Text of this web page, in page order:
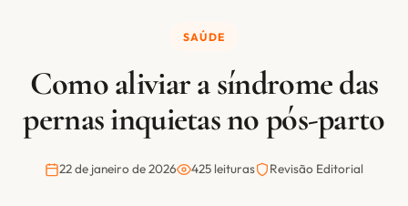
SAÚDE
Como aliviar a síndrome das
pernas inquietas no pós-parto
22 de janeiro de 2026 425 leituras Revisão Editorial